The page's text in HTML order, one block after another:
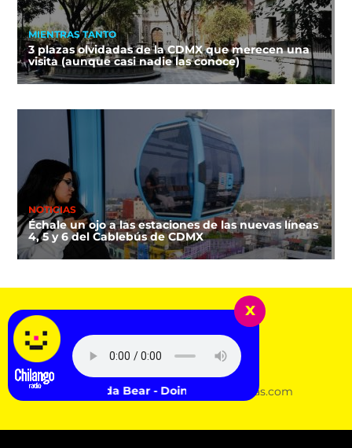
MIENTRAS TANTO
3 plazas olvidadas de la CDMX que merecen una
visita (aunque casi nadie las conoce)
NOTICIAS
Échale un ojo a las estaciones de las nuevas líneas
4, 5 y 6 del Cablebús de CDMX
Aviso de Privacidad Acerca de Sopitas.com
x
Bear - Doin' it Right